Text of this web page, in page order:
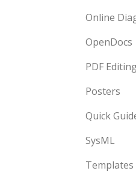
Online
OpenDocs
PDF
Posters
Quick
SysML
Templates